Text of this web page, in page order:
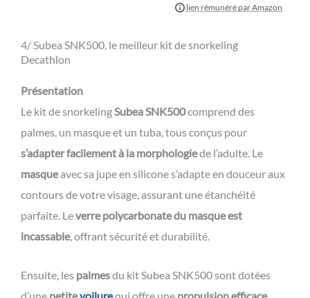
4/ Subea SNK500, le meilleur kit de snorkeling
Decathlon
Présentation
Le kit de snorkelingSubea SNK500comprend des
palmes, un masque et un tuba, tous conçus pour
s’adapter facilement à la morphologiede l’adulte. Le
masqueavec sa jupe en silicone s’adapte en douceur aux
contours de votre visage, assurant une étanchéité
parfaite. Leverre polycarbonate du masque est
incassable, offrant sécurité et durabilité.
Ensuite, les palmesdu kit Subea SNK500 sont dotées